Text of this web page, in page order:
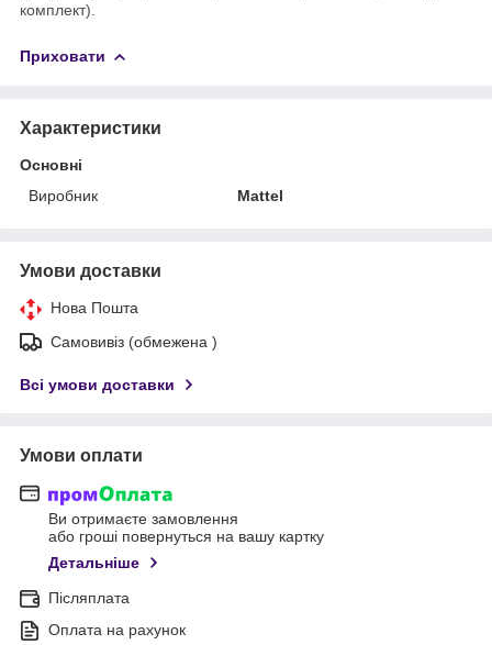
комплект).
Приховати
Характеристики
Основні
Виробник
Mattel
Умови доставки
Нова Пошта
Самовивіз (обмежена )
Всі умови доставки
Умови оплати
Ви отримаєте замовлення
або гроші повернуться на вашу картку
Детальніше
Післяплата
Оплата на рахунок